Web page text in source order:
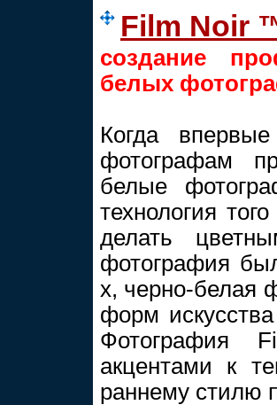
Film Noir
создание
белых
Когда
фотографам
белые
технология
делать
фотография
х, черно-белая
форм
акцентами к
раннему стилю